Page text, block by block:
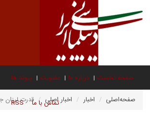
صفحه نخست درباره ما عضویت پیوند ها
تماس با ما RSS صفحه‌اصلی اخبار اخبار اصلی قدرت لرزان